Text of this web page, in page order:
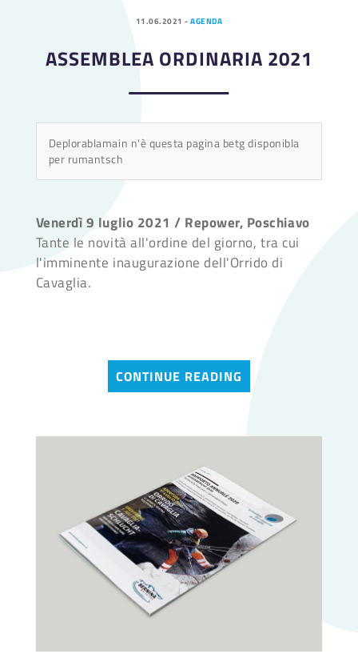
11.06.2021 -AGENDA
ASSEMBLEA ORDINARIA 2021
Deplorablamain n'è questa pagina betg disponibla
per rumantsch
Venerdì 9 luglio 2021 / Repower, Poschiavo
Tante le novità all'ordine del giorno, tra cui
l'imminente inaugurazione dell'Orrido di
Cavaglia.
CONTINUE READING